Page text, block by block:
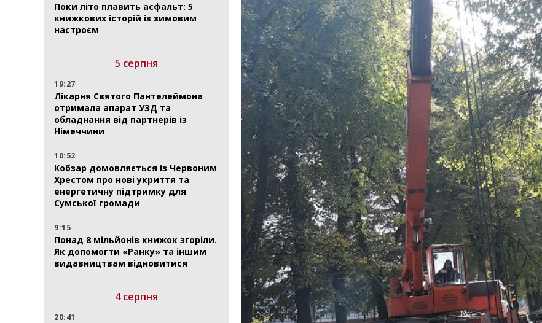
Поки літо плавить асфальт: 5
книжкових історій із зимовим
настроєм
5 серпня
19:27
Лікарня Святого Пантелеймона
отримала апарат УЗД та
обладнання від партнерів із
Німеччини
10:52
Кобзар домовляється із Червоним
Хрестом про нові укриття та
енергетичну підтримку для
Сумської громади
9:15
Понад 8 мільйонів книжок згоріли.
Як допомогти «Ранку» та іншим
видавництвам відновитися
4 серпня
20:41